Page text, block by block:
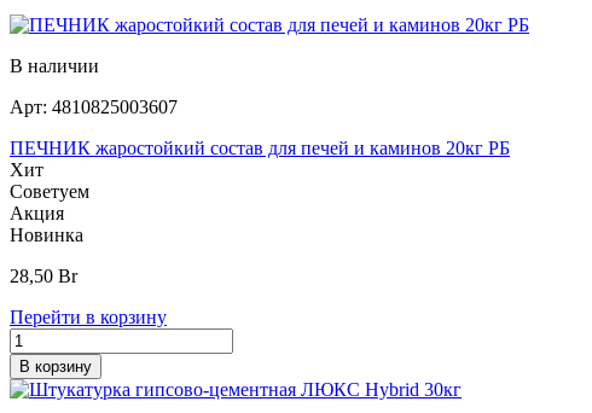
В наличии
Арт: 4810825003607
ПЕЧНИК жаростойкий состав для печей и каминов 20кг РБ
Хит
Советуем
Акция
Новинка
28,50 Br
Перейти в корзину
В корзину